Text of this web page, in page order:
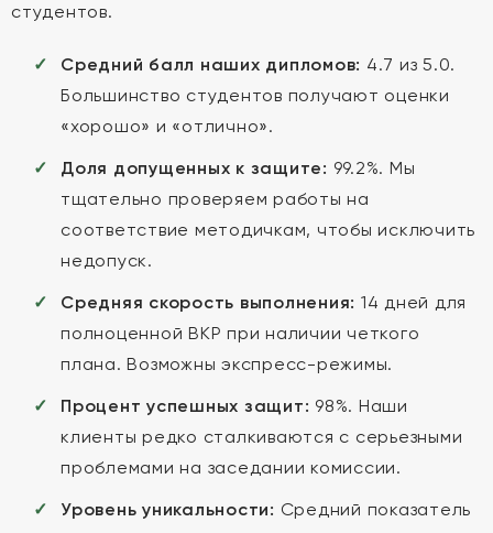
студентов.
Средний балл наших дипломов: 4.7 из 5.0.
Большинство студентов получают оценки
«хорошо» и «отлично».
Доля допущенных к защите: 99.2%. Мы
тщательно проверяем работы на
соответствие методичкам, чтобы исключить
недопуск.
Средняя скорость выполнения: 14 дней для
полноценной ВКР при наличии четкого
плана. Возможны экспресс-режимы.
Процент успешных защит: 98%. Наши
клиенты редко сталкиваются с серьезными
проблемами на заседании комиссии.
Уровень уникальности: Средний показатель